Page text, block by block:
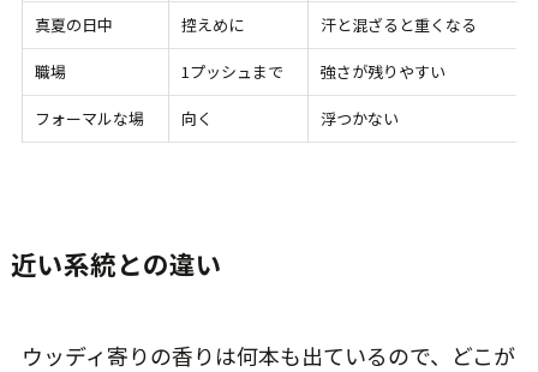
真夏の日中 控えめに 汗と混ざると重くなる
職場 1プッシュまで 強さが残りやすい
フォーマルな場 向く 浮つかない
近い系統との違い
ウッディ寄りの香りは何本も出ているので、どこが